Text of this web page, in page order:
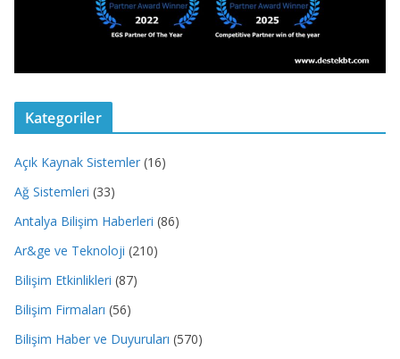
Kategoriler
Açık Kaynak Sistemler (16)
Ağ Sistemleri (33)
Antalya Bilişim Haberleri (86)
Ar&ge ve Teknoloji (210)
Bilişim Etkinlikleri (87)
Bilişim Firmaları (56)
Bilişim Haber ve Duyuruları (570)